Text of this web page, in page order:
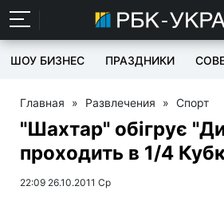
ШОУ БИЗНЕС ПРАЗДНИКИ
Главная » Развлечения » Спорт
"Шахтар" обігрує
проходить в 1/4
22:09 26.10.2011 Ср